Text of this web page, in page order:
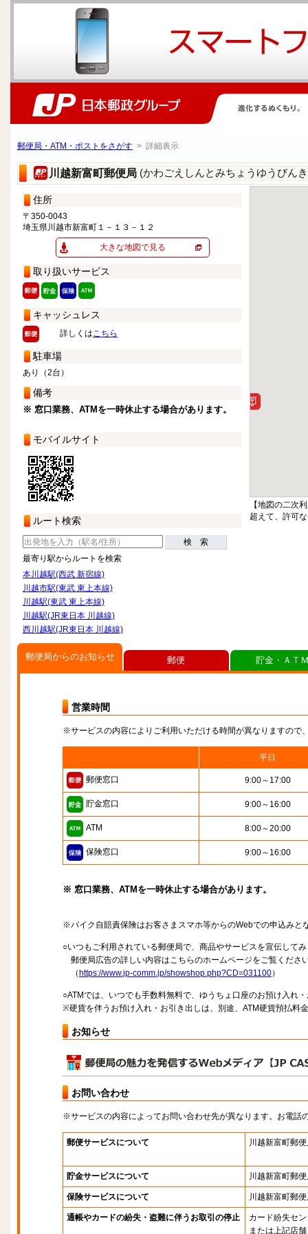
郵便局・ATM・ポストをさがす > 詳細表示
川越新富町郵便局 (かわごえしんとみちょうゆうびん
住所
〒350-0043
埼玉県川越市新富町１－１３－１２
大きな地図で見る
取り扱いサービス
キャッシュレス
詳しくはこちら
駐車場
あり（2台）
備考
※ 窓口業務、ATMを一時休止する場合があります。
モバイルサイト
ルート検索
検 索
最寄り駅からルートを検索
本川越駅(西武 新宿線)
川越市駅(東武 東上本線)
川越駅(東武 東上本線)
川越駅(JR東日本 川越線)
西川越駅(JR東日本 川越線)
【地図の二次
超えて、許可
郵便局からのお知らせ
営業時間
※サービスの内容によりご利用いただける時間が異なりますので
平日
郵便窓口 9:00～17:00
貯金窓口 9:00～16:00
ATM 8:00～20:00
保険窓口 9:00～16:00
※ 窓口業務、ATMを一時休止する場合があります。
※バイク自賠責保険はお客さまスマホ等からのWebでの申込みと
○いつもご利用されている郵便局で、商品やサービスを宣伝して
郵便局広告の詳しい内容はこちらのホームページをご覧くださ
（ https://www.jp-comm.jp/showshop.php?CD=031100）
○ATMでは、いつでも手数料無料で、ゆうちょ口座のお預け入れ
※硬貨を伴うお預け入れ・お引き出しは、別途、ATM硬貨預払料
お知らせ
お問い合わせ
※サービスの内容によってお問い合わせ先が異なります。お電話
郵便サービスについて 川越新富町郵
貯金サービスについて 川越新富町郵
保険サービスについて 川越新富町郵
通帳やカードの紛失・盗難に伴うお取引の停止
カード紛失セ
または上記店舗
郵便 貯金・ＡＴ